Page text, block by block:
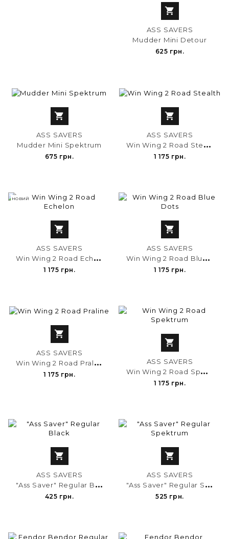

ASS SAVERS
Mudder Mini Detour
625 грн.

ASS SAVERS
Mudder Mini Spektrum
675 грн.

ASS SAVERS
W
in Wing 2 Road Stealth
1 175 грн.
НОВИЙ

ASS SAVERS
W
in Wing 2 Road Echelon
1 175 грн.

ASS SAVERS
W
in Wing 2 Road Blue Dots
1 175 грн.

ASS SAVERS
W
in Wing 2 Road Praline
1 175 грн.

ASS SAVERS
W
in Wing 2 Road Spektrum
1 175 грн.

ASS SAVERS
"
Ass Saver" Regular Black
425 грн.

ASS SAVERS
"
Ass Saver" Regular Spektrum
525 грн.